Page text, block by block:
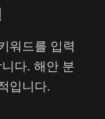
워드를 입력
다. 해안 분
입니다.